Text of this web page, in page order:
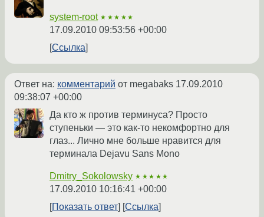
system-root ★★★★★
17.09.2010 09:53:56 +00:00
Ссылка
Ответ на: комментарий от megabaks 17.09.2010
09:38:07 +00:00
Да кто ж против терминуса? Просто
ступеньки — это как-то некомфортно для
глаз... Лично мне больше нравится для
терминала Dejavu Sans Mono
Dmitry_Sokolowsky ★★★★★
17.09.2010 10:16:41 +00:00
Показать ответ
Ссылка